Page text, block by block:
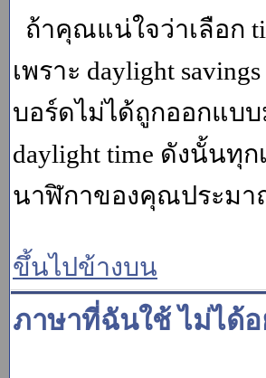
ถ้าคุณแน่ใจว่าเลือก
เพราะ daylight
บอร์ดไม่ได้ถูกออกแบ
daylight time ดังนั้นทุ
นาฬิกาของคุณประมา
ขึ้นไปข้างบน
ภาษาที่ฉันใช้ ไม่ได้อ